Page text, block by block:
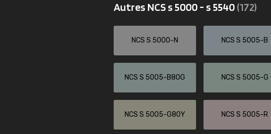
Autres NCS s 5000 - s 5540(172)
NCS S 5000-N NCS S 5005-B
NCS S 5005-B80G NCS S 5005-G
NCS S 5005-G80Y NCS S 5005-R